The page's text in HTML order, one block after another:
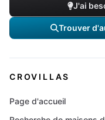
J'ai
Trouver
CROVILLAS
Page d'accueil